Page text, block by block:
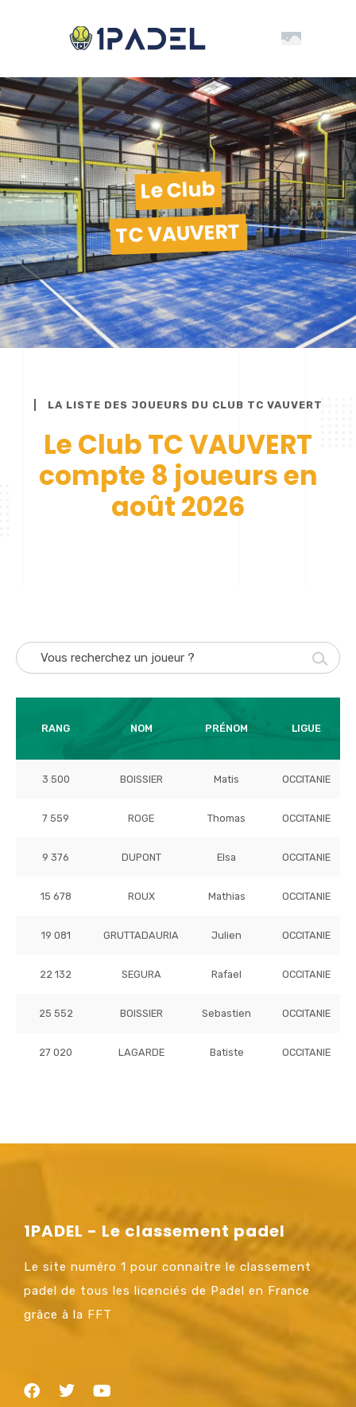
Le Club
TC VAUVERT
LA LISTE DES JOUEURS DU CLUB TC VAUVERT
Le Club TC VAUVERT
compte 8 joueurs en
août 2026
RANG NOM PRÉNOM LIGUE
3 500 BOISSIER Matis OCCITANIE
7 559 ROGE Thomas OCCITANIE
9 376 DUPONT Elsa OCCITANIE
15 678 ROUX Mathias OCCITANIE
19 081 GRUTTADAURIA Julien OCCITANIE
22 132 SEGURA Rafael OCCITANIE
25 552 BOISSIER Sebastien OCCITANIE
27 020 LAGARDE Batiste OCCITANIE
1PADEL - Le classement padel
Le site numéro 1 pour connaitre le classement
padel de tous les licenciés de Padel en France
grâce à la FFT